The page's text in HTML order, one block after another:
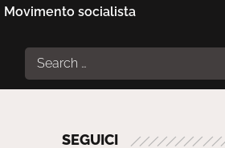
Movimento socialista
Search
for:
SEGUICI